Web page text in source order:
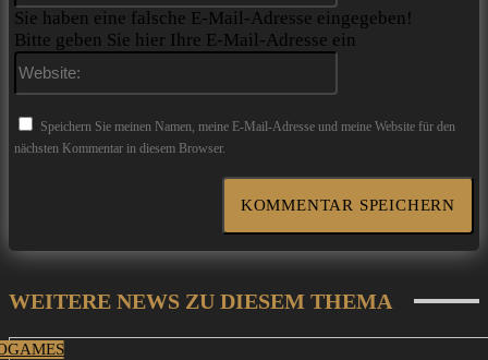
Sie haben eine falsche E-Mail-Adresse eingegeben!
Bitte geben Sie hier Ihre E-Mail-Adresse ein
Speichern Sie meinen Namen, meine E-Mail-Adresse und meine Website für den
nächsten Kommentar in diesem Browser.
WEITERE NEWS ZU DIESEM THEMA